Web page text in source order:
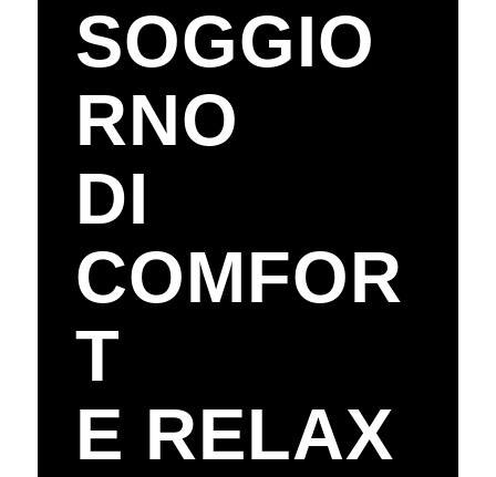
SOGGIO
RNO
DI
COMFOR
T
E RELAX